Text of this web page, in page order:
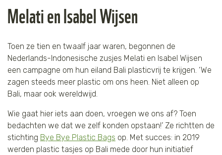
Melati en Isabel Wijsen
Toen ze tien en twaalf jaar waren, begonnen de
Nederlands-Indonesische zusjes Melati en Isabel Wijsen
een campagne om hun eiland Bali plasticvrij te krijgen. ‘We
zagen steeds meer plastic om ons heen. Niet alleen op
Bali, maar ook wereldwijd.
Wie gaat hier iets aan doen, vroegen we ons af? Toen
bedachten we dat we zelf konden opstaan!’ Ze richtten de
stichting Bye Bye Plastic Bags op. Met succes: in 2019
werden plastic tasjes op Bali mede door hun initiatief